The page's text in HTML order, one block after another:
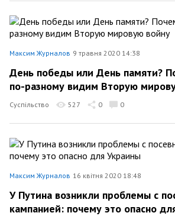
Максим Журналов 9 травня 2020 14:38
День победы или День памяти?
по-разному видим Вторую
Суспільство 527 0 0
Максим Журналов 16 квітня 2020 18:48
У Путина возникли проблемы с
кампанией: почему это опасно